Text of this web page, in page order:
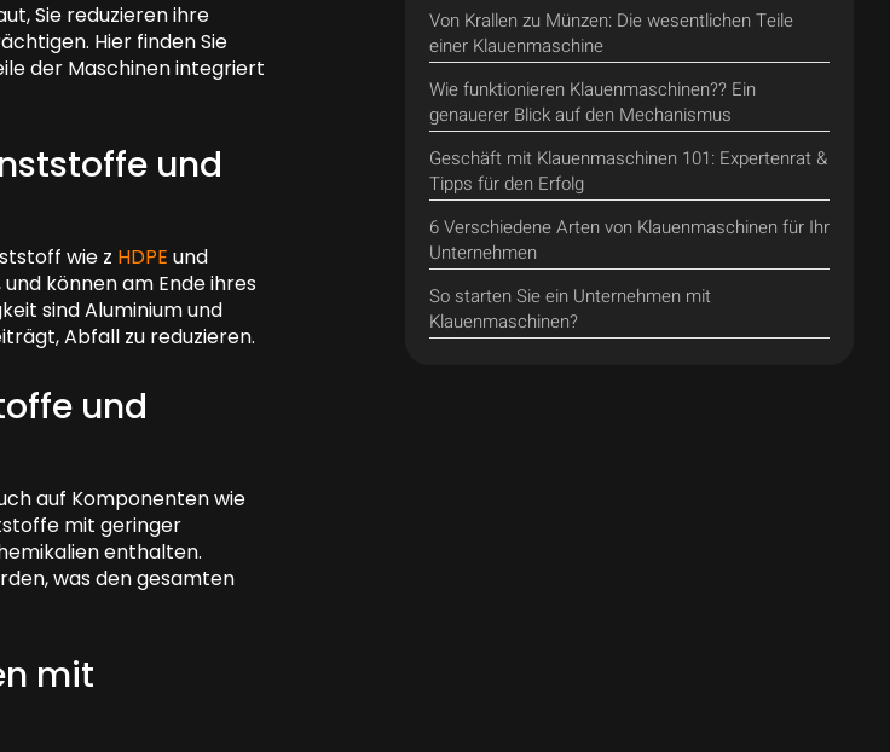
Sie reduzieren ihre
Hier finden Sie
der Maschinen integriert
und
wie z HDPE und
können am Ende ihres
sind Aluminium und
Abfall zu reduzieren.
und
auf Komponenten wie
mit geringer
enthalten.
was den gesamten
mit
Von Krallen zu Münzen: Die wesentlichen Teile
einer Klauenmaschine
Wie funktionieren Klauenmaschinen?? Ein
genauerer Blick auf den Mechanismus
Geschäft mit Klauenmaschinen 101: Expertenrat &
Tipps für den Erfolg
6 Verschiedene Arten von Klauenmaschinen für Ihr
Unternehmen
So starten Sie ein Unternehmen mit
Klauenmaschinen?